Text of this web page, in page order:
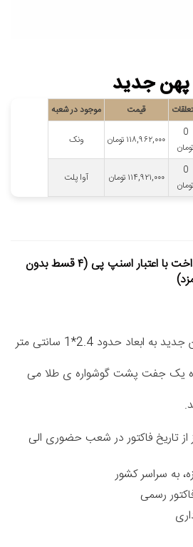
پهن جدید
قیمت موجود در شعبه
0
تومان
۱۱۸,۹۶۲,۰۰۰ تومان ونک
0
تومان
۱۱۴,۹۲۱,۰۰۰ تومان آوا پلت
پرداخت با اعتبار اسنپ پی (۴ قسط بدون
گوشواره رولکس پهن جدید به ابعاد حدود 2.4*1 سانتی متر
یک جفت پشت گوشواره ی طلا می
تعویض تا ۴ روز از تاریخ فاکتور در شعب حضوری الی
به سراسر کشور